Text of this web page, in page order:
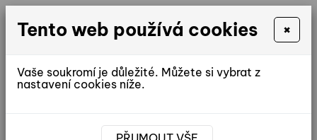
reditel@ddhorice.cz
Tento web používá cookies ×
Vaše soukromí je důležité. Můžete si vybrat z
nastavení cookies níže.